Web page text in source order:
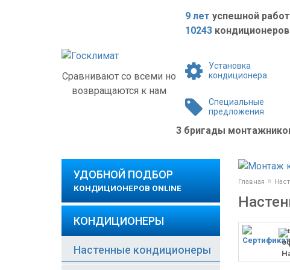
Сравнивают со всеми но
возвращаются к нам
9 лет успешной
10243
Установка
кондиционера
Специальные
предложения
3 бригады
УДОБНОЙ ПОДБОР
КОНДИЦИОНЕРОВ ONLINE
КОНДИЦИОНЕРЫ
Настенные кондиционеры
Главная »